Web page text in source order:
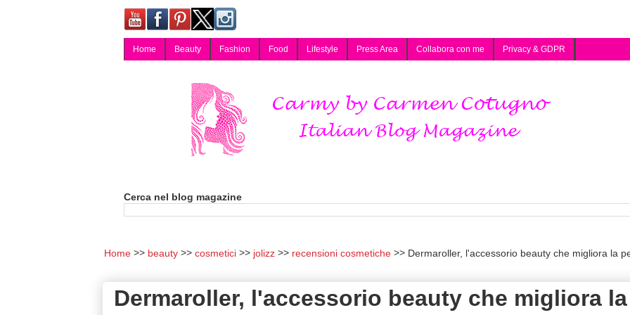
Home Beauty Fashion Food Lifestyle Press Area Collabora con me Privacy & GDPR
Cerca nel blog magazine
Home beauty cosmetici jolizz recensioni cosmetiche Dermaroller, l'accessorio beauty che migliora la
Dermaroller, l'accessorio beauty che migliora la